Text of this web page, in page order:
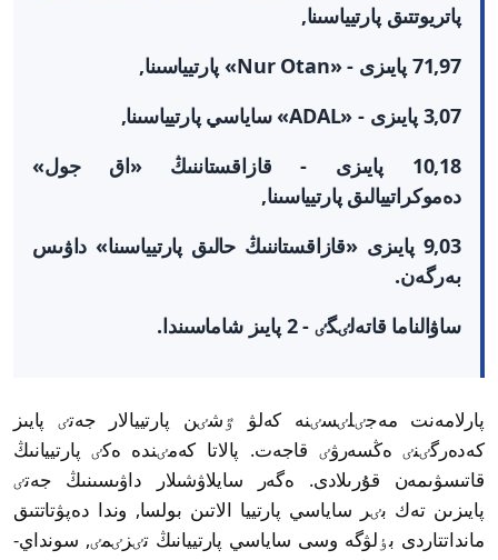
پاتريوتتىق پارتيياسىنا,
71,97 پايىزى - «Nur Otan» پارتيياسىنا,
3,07 پايىزى - «ADAL» ساياسي پارتيياسىنا,
10,18 پايىزى - قازاقستاننىڭ «اق جول»
دەموكراتييالىق پارتيياسىنا,
9,03 پايىزى «قازاقستاننىڭ حالىق پارتيياسىنا» داۋىس
بەرگەن.
ساۋالناما قاتەلٸگٸ - 2 پايىز شاماسىندا.
پارلامەنت مەجٸلٸسٸنە كەلۋ ٷشٸن پارتييالار جەتٸ پايىز
كەدەرگٸنٸ ەڭسەرۋٸ قاجەت. پالاتا كەمٸندە ەكٸ پارتييانىڭ
قاتىسۋىمەن قۇرىلادى. ەگەر سايلاۋشىلار داۋىسىنىڭ جەتٸ
پايىزىن تەك بٸر ساياسي پارتييا الاتىن بولسا, وندا دەپۋتاتتىق
مانداتتاردى بٶلۋگە وسى ساياسي پارتييانىڭ تٸزٸمٸ, سونداي-